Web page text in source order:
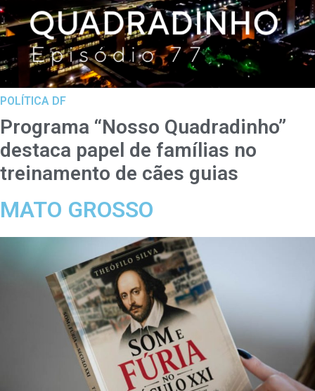
POLÍTICA DF
Programa “Nosso Quadradinho”
destaca papel de famílias no
treinamento de cães guias
MATO GROSSO